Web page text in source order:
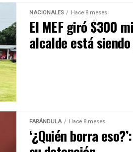
NACIONALES Hace 8 meses
El MEF giró $300
alcalde está
FARÁNDULA Hace 8 meses
‘¿Quién borra